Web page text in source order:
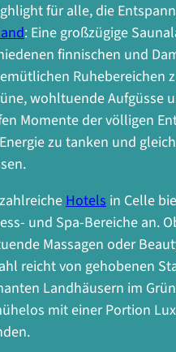
für alle, die
: Eine großzügige
finnischen und
Ruhebereichen
wohltuende Aufgüsse
Momente der völligen
zu tanken und
Hotels in Celle
und Spa-Bereiche an.
Massagen oder
reicht von gehobenen
Landhäusern im
mit einer Portion